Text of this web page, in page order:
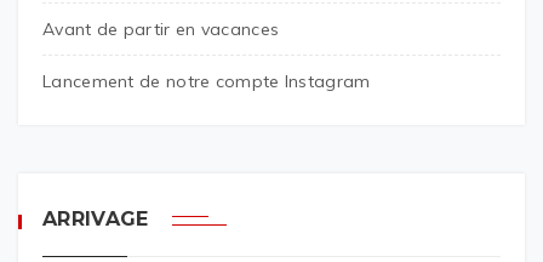
Avant de partir en vacances
Lancement de notre compte Instagram
ARRIVAGE